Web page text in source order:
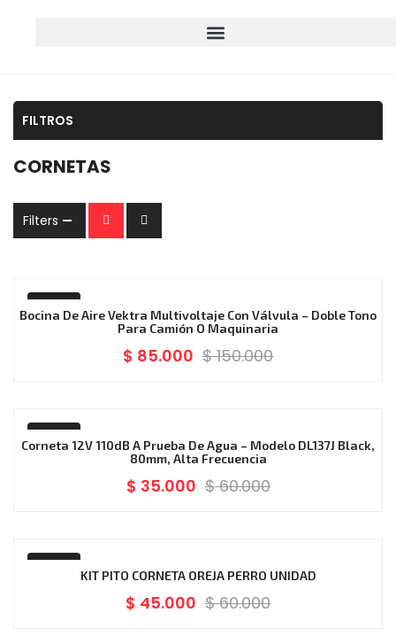
FILTROS
CORNETAS
Filters
-43%
Bocina De Aire Vektra Multivoltaje Con Válvula – Doble Tono
Para Camión O Maquinaria
$150.000
$ 85.000
Corneta 12V 110dB A Prueba De Agua – Modelo DL137J Black,
80mm, Alta Frecuencia
$60.000
$ 35.000
KIT PITO CORNETA OREJA PERRO UNIDAD
$60.000
$ 45.000